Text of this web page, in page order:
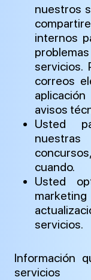
nuestros
internos
servicios.
correos
avisos
Usted
cuando.
Usted
servicios.
Información
servicios